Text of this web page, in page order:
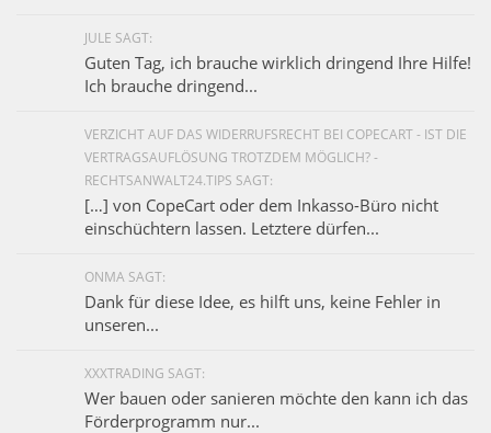
JULE SAGT:
Guten Tag, ich brauche wirklich dringend Ihre Hilfe!
Ich brauche dringend...
VERZICHT AUF DAS WIDERRUFSRECHT BEI COPECART - IST DIE
VERTRAGSAUFLÖSUNG TROTZDEM MÖGLICH? -
RECHTSANWALT24.TIPS SAGT:
[…] von CopeCart oder dem Inkasso-Büro nicht
einschüchtern lassen. Letztere dürfen...
ONMA SAGT:
Dank für diese Idee, es hilft uns, keine Fehler in
unseren...
XXXTRADING SAGT:
Wer bauen oder sanieren möchte den kann ich das
Förderprogramm nur...